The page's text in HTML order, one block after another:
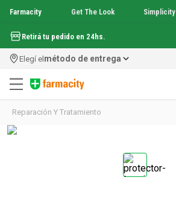
Farmacity Get The Look Simplicity
Retirá tu pedido en 24hs.
Elegí elmétodo de entrega
Reparación Y Tratamiento
2.